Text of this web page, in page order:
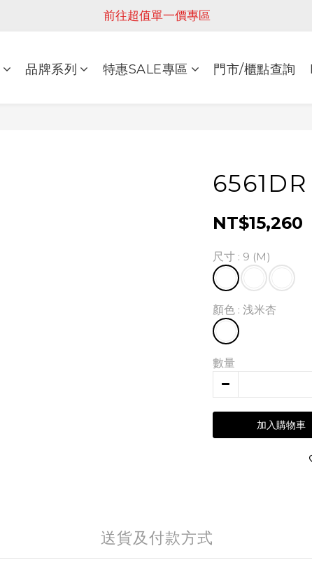
前往超值單一價專區
品牌系列
特惠SALE專區 門市/櫃點查詢
NT$15,260
尺寸 : 9 (M)
顏色 : 浅米杏
數量
加入購物車
送貨及付款方式